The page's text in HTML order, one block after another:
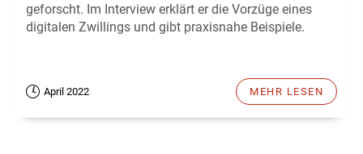
geforscht. Im Interview erklärt er die Vorzüge eines
digitalen Zwillings und gibt praxisnahe Beispiele.
April 2022 MEHR LESEN